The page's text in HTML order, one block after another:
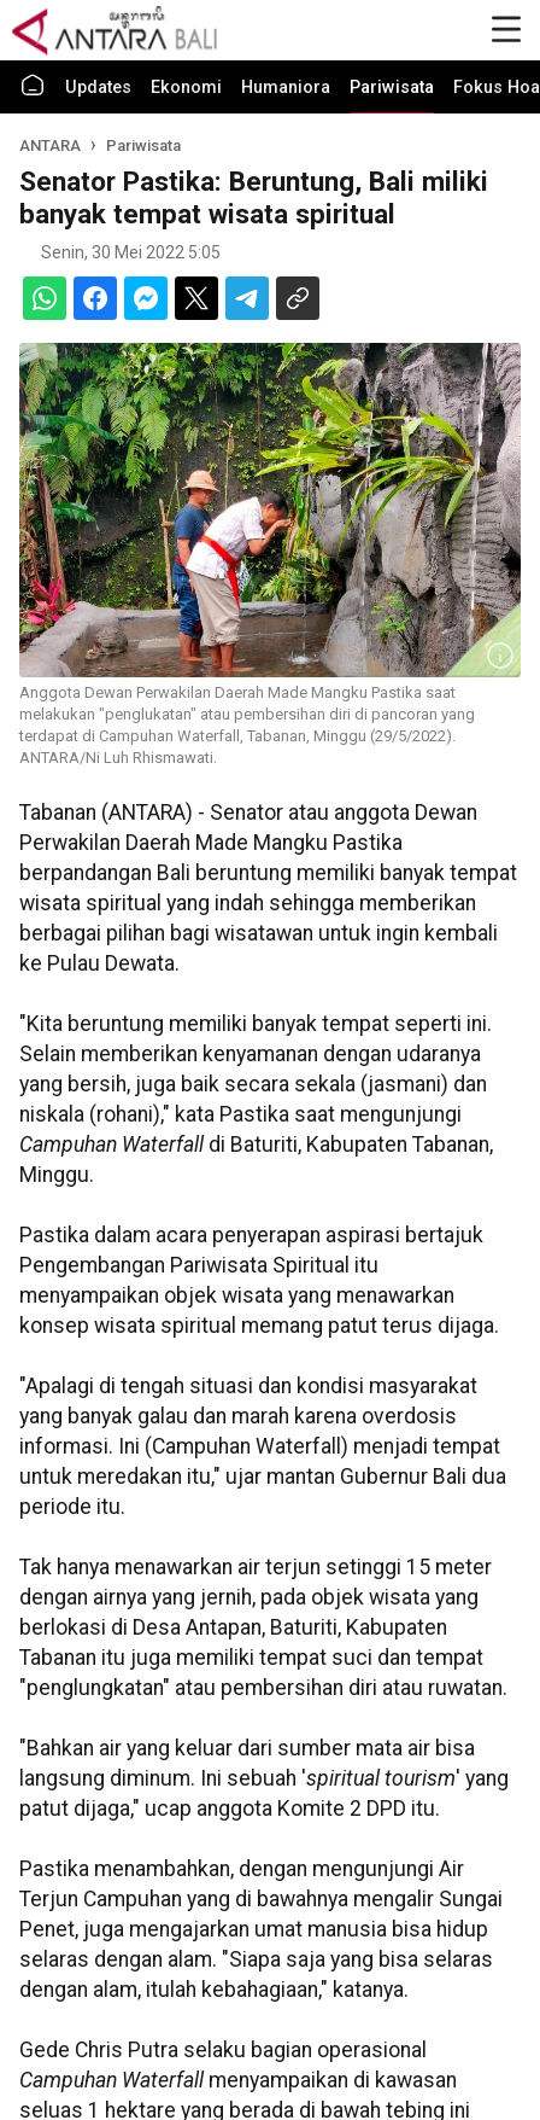
Updates Ekonomi Humaniora Pariwisata Fokus
ANTARA Pariwisata
Senator Pastika: Beruntung, Bali miliki
banyak tempat wisata spiritual
Senin, 30 Mei 2022 5:05
Anggota Dewan Perwakilan Daerah Made Mangku Pastika saat
melakukan "penglukatan" atau pembersihan diri di pancoran yang
terdapat di Campuhan Waterfall, Tabanan, Minggu (29/5/2022).
ANTARA/Ni Luh Rhismawati.
Tabanan (ANTARA) - Senator atau anggota Dewan
Perwakilan Daerah Made Mangku Pastika
berpandangan Bali beruntung memiliki banyak tempat
wisata spiritual yang indah sehingga memberikan
berbagai pilihan bagi wisatawan untuk ingin kembali
ke Pulau Dewata.
"Kita beruntung memiliki banyak tempat seperti ini.
Selain memberikan kenyamanan dengan udaranya
yang bersih, juga baik secara sekala (jasmani) dan
niskala (rohani)," kata Pastika saat mengunjungi
Campuhan Waterfall di Baturiti, Kabupaten Tabanan,
Minggu.
Pastika dalam acara penyerapan aspirasi bertajuk
Pengembangan Pariwisata Spiritual itu
menyampaikan objek wisata yang menawarkan
konsep wisata spiritual memang patut terus dijaga.
"Apalagi di tengah situasi dan kondisi masyarakat
yang banyak galau dan marah karena overdosis
informasi. Ini (Campuhan Waterfall) menjadi tempat
untuk meredakan itu," ujar mantan Gubernur Bali dua
periode itu.
Tak hanya menawarkan air terjun setinggi 15 meter
dengan airnya yang jernih, pada objek wisata yang
berlokasi di Desa Antapan, Baturiti, Kabupaten
Tabanan itu juga memiliki tempat suci dan tempat
"penglungkatan" atau pembersihan diri atau ruwatan.
"Bahkan air yang keluar dari sumber mata air bisa
langsung diminum. Ini sebuah 'spiritual tourism' yang
patut dijaga," ucap anggota Komite 2 DPD itu.
Pastika menambahkan, dengan mengunjungi Air
Terjun Campuhan yang di bawahnya mengalir Sungai
Penet, juga mengajarkan umat manusia bisa hidup
selaras dengan alam. "Siapa saja yang bisa selaras
dengan alam, itulah kebahagiaan," katanya.
Gede Chris Putra selaku bagian operasional
Campuhan Waterfall menyampaikan di kawasan
seluas 1 hektare yang berada di bawah tebing ini